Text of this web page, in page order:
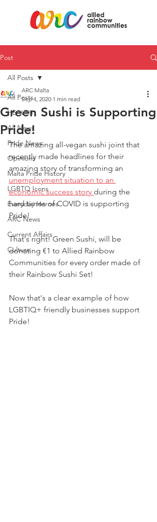
Post
All Posts
HEALTH
All News
Pride News
Opinions
Malta Pride History
LGBTQ Icons
Everyday Heroes
ARC News
Current Affairs
Culture
All Posts
Green Sushi is Supporting
Pride!
ARC Malta
Sep 4, 2020 1 min read
The amazing all-vegan sushi joint that
recently made headlines for their
amazing story of transforming an
unemployment situation to an
economic success story during the
hard times of COVID is supporting
Pride!
That's right! Green Sushi, will be
donating €1 to Allied Rainbow
Communities for every order made of
their Rainbow Sushi Set!
Now that's a clear example of how
LGBTIQ+ friendly businesses support
Pride!